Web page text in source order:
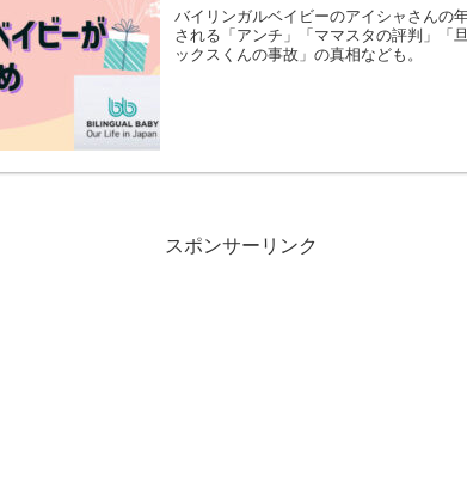
バイリンガルベイビーのアイシャさんの
される「アンチ」「ママスタの評判」「
ックスくんの事故」の真相なども。
スポンサーリンク